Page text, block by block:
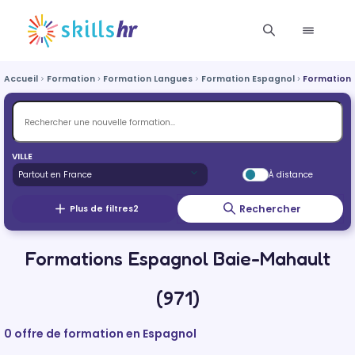
Accueil Formation Formation Langues Formation Espagnol Formation
VILLE
À distance
Plus de filtres2 Rechercher
Formations Espagnol Baie-Mahault
(971)
0 offre de formation en Espagnol